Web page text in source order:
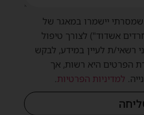
יישמרו במאגר של
אשדוד") לצורך טיפול
רשאי/ת לעיין במידע, לבקש
הפרטים היא רשות, אך
למדיניות הפרטיות.